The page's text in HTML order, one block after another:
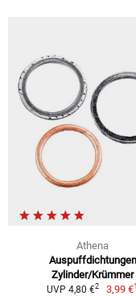
Athena
Auspuffdichtungen
Zylinder/Krümmer
UVP 4,80 €2 3,99 €1